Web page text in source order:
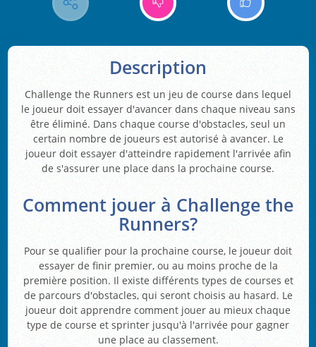
Description
Challenge the Runners est un jeu de course dans lequel
le joueur doit essayer d'avancer dans chaque niveau sans
être éliminé. Dans chaque course d'obstacles, seul un
certain nombre de joueurs est autorisé à avancer. Le
joueur doit essayer d'atteindre rapidement l'arrivée afin
de s'assurer une place dans la prochaine course.
Comment jouer à Challenge the
Runners?
Pour se qualifier pour la prochaine course, le joueur doit
essayer de finir premier, ou au moins proche de la
première position. Il existe différents types de courses et
de parcours d'obstacles, qui seront choisis au hasard. Le
joueur doit apprendre comment jouer au mieux chaque
type de course et sprinter jusqu'à l'arrivée pour gagner
une place au classement.